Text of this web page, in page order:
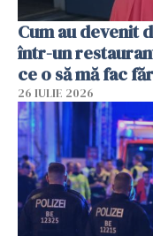
Cum au devenit
într-un
ce o să mă fac
26 IULIE 2026